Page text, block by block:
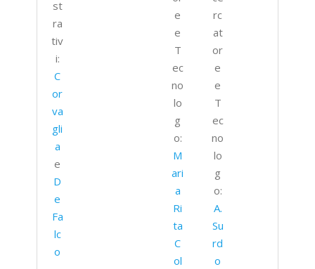
st
ra
tiv
i:
C
or
va
gli
a
e
D
e
Fa
lc
o
e
e
T
ec
no
lo
g
o:
M
ari
a
Ri
ta
C
ol
rc
at
or
e
e
T
ec
no
lo
g
o:
A.
Su
rd
o